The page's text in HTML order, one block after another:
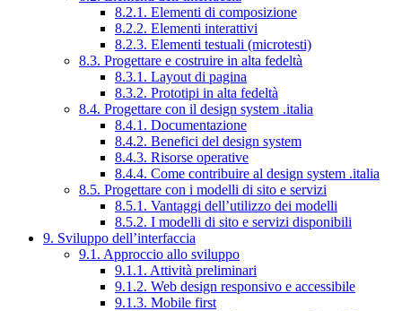
8.2.1. Elementi di composizione
8.2.2. Elementi interattivi
8.2.3. Elementi testuali (microtesti)
8.3. Progettare e costruire in alta fedeltà
8.3.1. Layout di pagina
8.3.2. Prototipi in alta fedeltà
8.4. Progettare con il design system .italia
8.4.1. Documentazione
8.4.2. Benefici del design system
8.4.3. Risorse operative
8.4.4. Come contribuire al design system .italia
8.5. Progettare con i modelli di sito e servizi
8.5.1. Vantaggi dell’utilizzo dei modelli
8.5.2. I modelli di sito e servizi disponibili
9. Sviluppo dell’interfaccia
9.1. Approccio allo sviluppo
9.1.1. Attività preliminari
9.1.2. Web design responsivo e accessibile
9.1.3. Mobile first